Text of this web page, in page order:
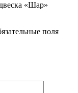
«Шар»
поля